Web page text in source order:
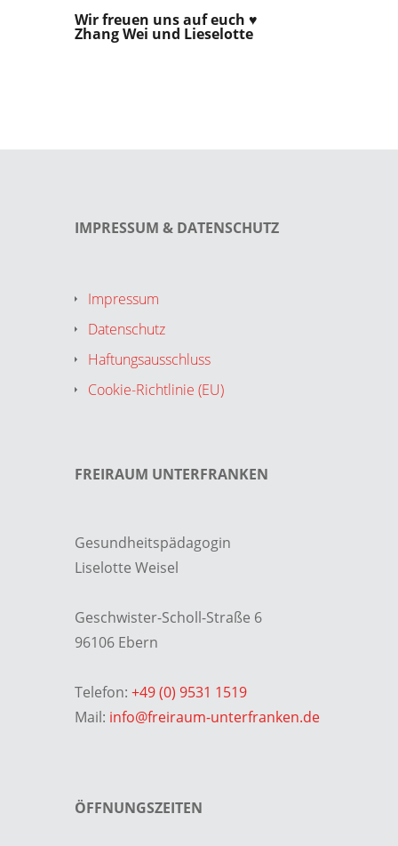
Wir freuen uns auf euch ♥
Zhang Wei und Lieselotte
IMPRESSUM & DATENSCHUTZ
Impressum
Datenschutz
Haftungsausschluss
Cookie-Richtlinie (EU)
FREIRAUM UNTERFRANKEN
Gesundheitspädagogin
Liselotte Weisel
Geschwister-Scholl-Straße 6
96106 Ebern
Telefon: +49 (0) 9531 1519
Mail: info@freiraum-unterfranken.de
ÖFFNUNGSZEITEN